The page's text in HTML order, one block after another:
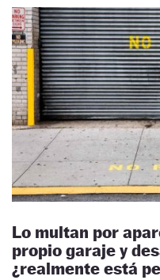
Lo multan por
propio garaje y
¿realmente está